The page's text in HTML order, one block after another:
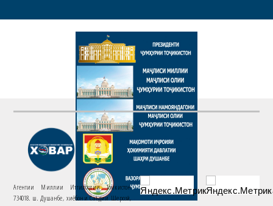
Агентии Миллии Иттилоотии Тоҷикистон
734018. ш. Душанбе, хиёбони Саъдии Шерозӣ,